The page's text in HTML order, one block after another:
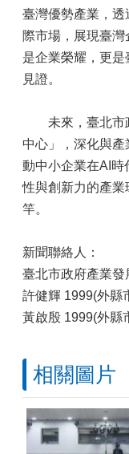
臺灣優勢產業，透
際市場，展現臺
是企業榮耀，更
見證。
未來，臺北市
中心」，深化與
動中小企業在AI時
性與創新力的產
竿。
新聞聯絡人：
臺北市政府產業發
許健輝 1999(外縣
黃啟殷 1999(外縣
相關圖片